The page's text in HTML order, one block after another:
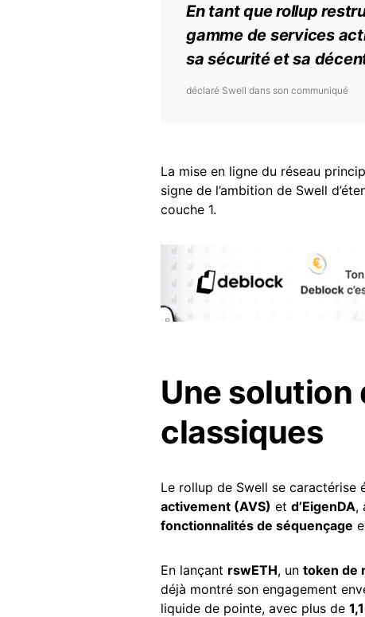
En tant que rollup
gamme de services
sa sécurité et sa
déclaré Swell dans son communiqué
La mise en ligne du réseau
signe de l’ambition de Swell
couche 1.
Une solution
classiques
Le rollup de Swell se caractérise
activement (AVS) et d’EigenDA,
fonctionnalités de séquençage
En lançant rswETH, un token de
déjà montré son engagement
liquide de pointe, avec plus de